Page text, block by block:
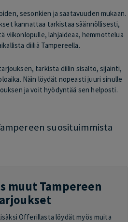
sesonkien ja saatavuuden mukaan.
kannattaa tarkistaa säännöllisesti,
viikonlopulle, lahjaideaa, hemmottelua
diiliä Tampereella.
tarkista diilin sisältö, sijainti,
Näin löydät nopeasti juuri sinulle
ja voit hyödyntää sen helposti.
suosituimmista
muut Tampereen
Offerillasta löydät myös muita